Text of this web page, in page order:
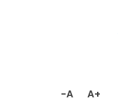
-A A+